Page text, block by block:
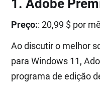
1. Adobe
Preço:: 20,99 $ por
Ao discutir o melhor
para Windows 11,
programa de edição